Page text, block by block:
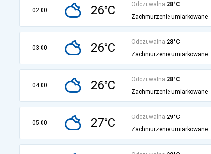
02:00 26°C Odczuwalna 28°C
Zachmurzenie umiarkowane
03:00 26°C Odczuwalna 28°C
Zachmurzenie umiarkowane
04:00 26°C Odczuwalna 28°C
Zachmurzenie umiarkowane
05:00 27°C Odczuwalna 29°C
Zachmurzenie umiarkowane